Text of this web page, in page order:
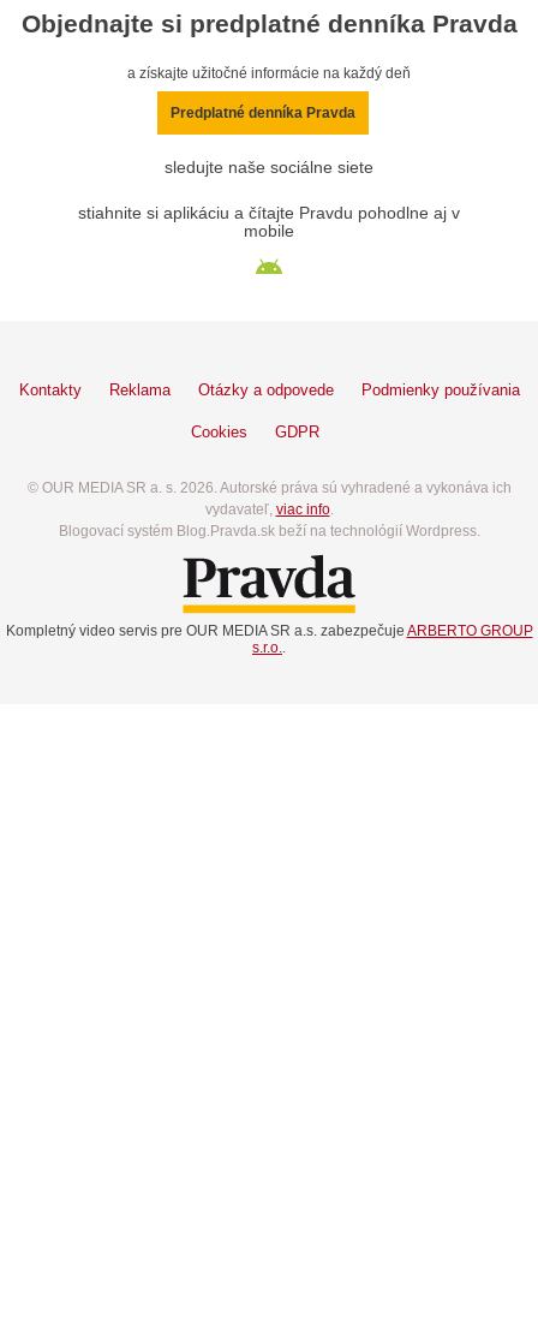
Objednajte si predplatné denníka Pravda
a získajte užitočné informácie na každý deň
Predplatné denníka Pravda
sledujte naše sociálne siete
stiahnite si aplikáciu a čítajte Pravdu pohodlne aj v
mobile
Kontakty Reklama Otázky a odpovede Podmienky používania
Cookies GDPR
© OUR MEDIA SR a. s. 2026. Autorské práva sú vyhradené a vykonáva ich
vydavateľ, viac info.
Blogovací systém Blog.Pravda.sk beží na technológií Wordpress.
Kompletný video servis pre OUR MEDIA SR a.s. zabezpečuje ARBERTO GROUP
s.r.o..